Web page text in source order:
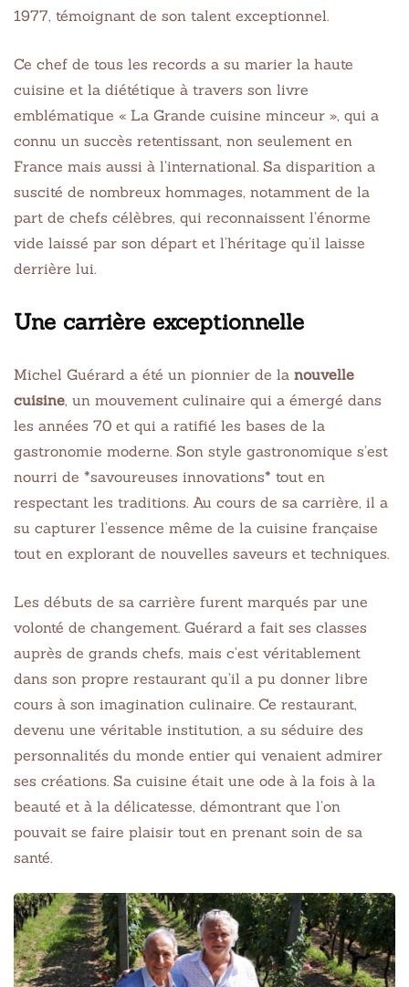
1977, témoignant de son talent exceptionnel.
Ce chef de tous les records a su marier la haute
cuisine et la diététique à travers son livre
emblématique « La Grande cuisine minceur », qui a
connu un succès retentissant, non seulement en
France mais aussi à l’international. Sa disparition a
suscité de nombreux hommages, notamment de la
part de chefs célèbres, qui reconnaissent l’énorme
vide laissé par son départ et l’héritage qu’il laisse
derrière lui.
Une carrière exceptionnelle
Michel Guérard a été un pionnier de la nouvelle
cuisine, un mouvement culinaire qui a émergé dans
les années 70 et qui a ratifié les bases de la
gastronomie moderne. Son style gastronomique s’est
nourri de *savoureuses innovations* tout en
respectant les traditions. Au cours de sa carrière, il a
su capturer l’essence même de la cuisine française
tout en explorant de nouvelles saveurs et techniques.
Les débuts de sa carrière furent marqués par une
volonté de changement. Guérard a fait ses classes
auprès de grands chefs, mais c’est véritablement
dans son propre restaurant qu’il a pu donner libre
cours à son imagination culinaire. Ce restaurant,
devenu une véritable institution, a su séduire des
personnalités du monde entier qui venaient admirer
ses créations. Sa cuisine était une ode à la fois à la
beauté et à la délicatesse, démontrant que l’on
pouvait se faire plaisir tout en prenant soin de sa
santé.